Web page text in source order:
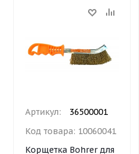
Артикул:
36500001
Код товара: 10060041
Корщетка Bohrer для